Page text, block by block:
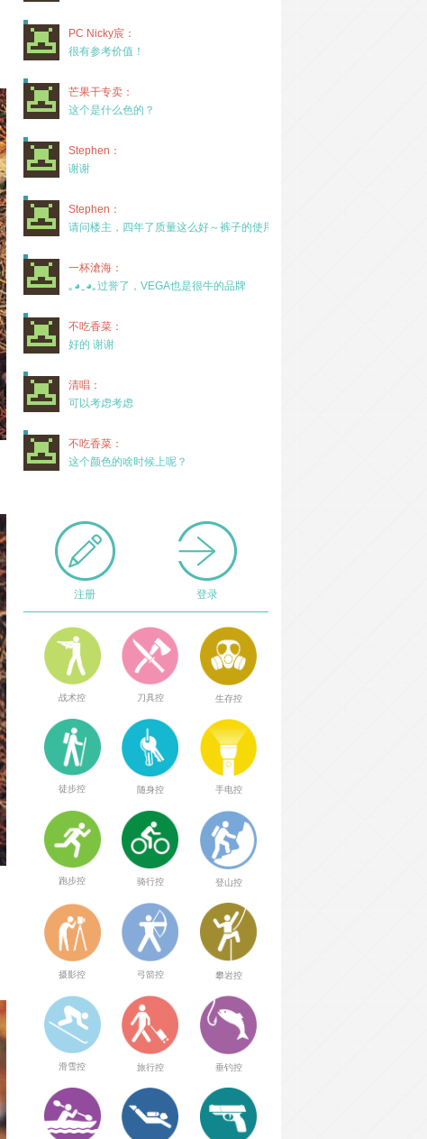
PC Nicky宸：
很有参考价值！
芒果干专卖：
这个是什么色的？
Stephen：
谢谢
Stephen：
请问楼主，四年了质量这么好～裤子的使用率高吗？
一杯滄海：
｡◕‿◕｡过誉了，VEGA也是很牛的品牌
不吃香菜：
好的 谢谢
清唱：
可以考虑考虑
不吃香菜：
这个颜色的啥时候上呢？
注册 登录
战术控 刀具控 生存控
徒步控 随身控 手电控
跑步控 骑行控 登山控
摄影控 弓箭控 攀岩控
滑雪控 旅行控 垂钓控